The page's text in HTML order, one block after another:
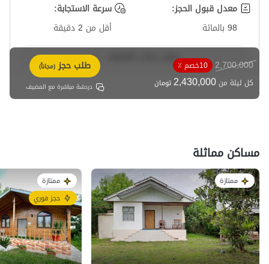
معدل قبول الحجز:
98 بالمائة
سرعة الاستجابة:
أقل من 2 دقيقة
عرض حساب المضيف
2,700,000 10خصم ٪
كل ليلة من2,430,000تومان
طلب حجز (مجاناً)
دردشة مباشرة مع المضيف
مساكن مماثلة
ممتازة
ممتازة
حجز فوري